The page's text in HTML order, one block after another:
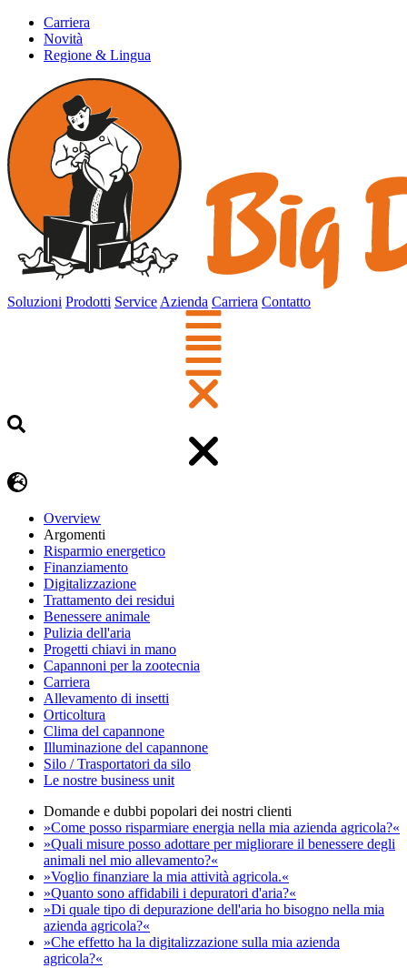
Carriera
Novità
Regione & Lingua
Soluzioni Prodotti Service Azienda Carriera Contatto
Overview
Argomenti
Risparmio energetico
Finanziamento
Digitalizzazione
Trattamento dei residui
Benessere animale
Pulizia dell'aria
Progetti chiavi in mano
Capannoni per la zootecnia
Carriera
Allevamento di insetti
Orticoltura
Clima del capannone
Illuminazione del capannone
Silo / Trasportatori da silo
Le nostre business unit
Domande e dubbi popolari dei nostri clienti
»Come posso risparmiare energia nella mia azienda agricola?«
»Quali misure posso adottare per migliorare il benessere degli
animali nel mio allevamento?«
»Voglio finanziare la mia attività agricola.«
»Quanto sono affidabili i depuratori d'aria?«
»Di quale tipo di depurazione dell'aria ho bisogno nella mia
azienda agricola?«
»Che effetto ha la digitalizzazione sulla mia azienda
agricola?«